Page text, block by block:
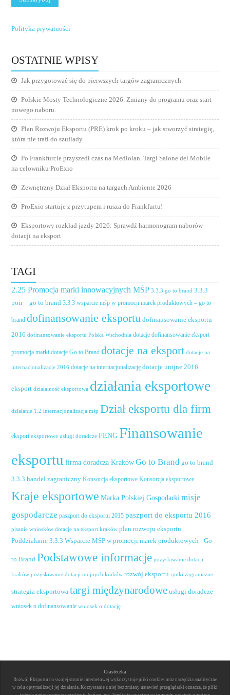
Polityka prywatności
OSTATNIE WPISY
Jak przygotować się do pierwszych targów zagranicznych
Polskie Mosty Technologiczne 2026. Zmiany do programu oraz start
nowego naboru.
Plan Rozwoju Eksportu (PRE) krok po kroku – jak stworzyć strategię,
która nie trafi do szuflady.
Po Frankfurcie przyszedł czas na Mediolan. Targi Salone del Mobile
na celowniku ProExio
Zewnętrzny Dział Eksportu na targach Ambiente 2026
ProExio startuje z przytupem i rusza do Frankfurtu!
Eksportowy rozkład jazdy 2026: Sprawdź harmonogram naborów
dotacji na eksport
TAGI
2.25 Promocja marki innowacyjnych MŚP 3.3.3 go to brand 3.3.3
poir – go to brand 3.3.3 wsparcie mśp w promocji marek produktowych – go to
brand dofinansowanie eksportu dofinansowanie eksportu
2016 dofinansowanie eksportu Polska Wschodnia dotacje dofinansowanie eksport
promocja marki dotacje Go to Brand dotacje na eksport dotacje na
internacjonalizacje 2016 dotacje na internacjonalizację dotacje unijne 2016
eksport działalność eksportowa działania eksportowe
działanie 1.2 internacjonalizacja mśp Dział eksportu dla firm
eksport eksportowe usługi doradcze FENG Finansowanie
eksportu firma doradcza Kraków Go to Brand go to brand
3.3.3 handel zagraniczny Konsorcja eksportowe Konsorcja eksportowe
Kraje eksportowe Marka Polskiej Gospodarki misje
gospodarcze paszport do eksportu 2015 paszport do eksportu 2016
pisanie wniosków dotacje na eksport kraków plan rozwoju eksportu
Poddziałanie 3.3.3 Wsparcie MŚP w promocji marek produktowych - Go
to Brand Podstawowe informacje pozyskiwanie dotacji
kraków pozyskiwanie dotacji unijnych kraków rozwój eksportu rynki zagraniczne
strategia eksportowa targi międzynarodowe usługi doradcze
wniosek o dofinansowanie wniosek o dotację
Ciasteczka
Rozwój Eksportu na swojej stronie internetowej wykorzystuje pliki cookies oraz narzędzia analityczne
w celu optymalizacji jej działania. Korzystanie z niej bez zmiany ustawień przeglądarki oznacza, że pliki